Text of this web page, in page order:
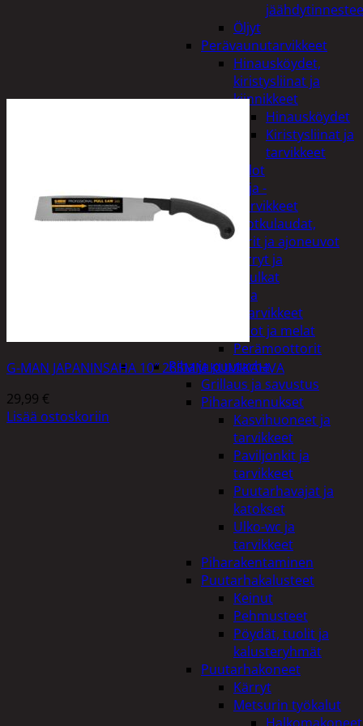
Öljyt
Perävaunutarvikkeet
Hinausköydet,
kiristysliinat ja
kiinnikkeet
Hinausköydet
Kiristysliinat ja
tarvikkeet
Valot
Rengas ja -
vannetarvikkeet
Sähköpotkulaudat,
skootterit ja ajoneuvot
Tukkikärryt ja
juontopulkat
Veneet ja
veneilytarvikkeet
Airot ja melat
Perämoottorit
Piha ja puutarha
Grillaus ja savustus
Piharakennukset
Kasvihuoneet ja
tarvikkeet
Paviljonkit ja
tarvikkeet
Puutarhavajat ja
katokset
Ulko-wc ja
tarvikkeet
Piharakentaminen
Puutarhakalusteet
Keinut
Pehmusteet
Pöydät, tuolit ja
kalusteryhmät
Puutarhakoneet
Kärryt
Metsurin työkalut
G-MAN JAPANINSAHA 10″ 265MM KUMIKAHVA
29,99 €
Lisää ostoskoriin